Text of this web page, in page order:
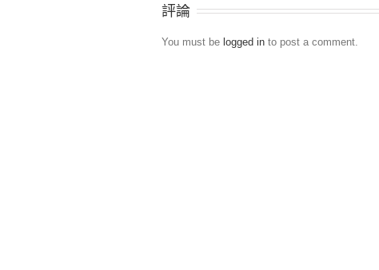
評論
You must be logged in to post a comment.